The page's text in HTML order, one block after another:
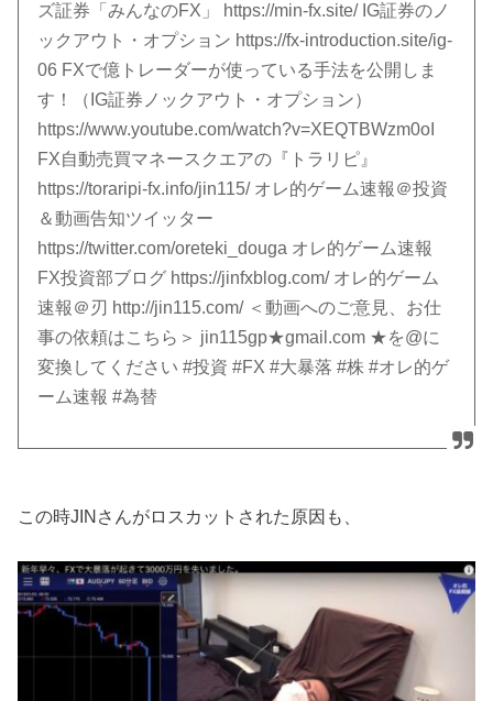
ズ証券「みんなのFX」 https://min-fx.site/ IG証券のノ
ックアウト・オプション https://fx-introduction.site/ig-
06 FXで億トレーダーが使っている手法を公開しま
す！（IG証券ノックアウト・オプション）
https://www.youtube.com/watch?v=XEQTBWzm0oI
FX自動売買マネースクエアの『トラリピ』
https://toraripi-fx.info/jin115/ オレ的ゲーム速報＠投資
＆動画告知ツイッター
https://twitter.com/oreteki_douga オレ的ゲーム速報
FX投資部ブログ https://jinfxblog.com/ オレ的ゲーム
速報＠刃 http://jin115.com/ ＜動画へのご意見、お仕
事の依頼はこちら＞ jin115gp★gmail.com ★を@に
変換してください #投資 #FX #大暴落 #株 #オレ的ゲ
ーム速報 #為替
この時JINさんがロスカットされた原因も、